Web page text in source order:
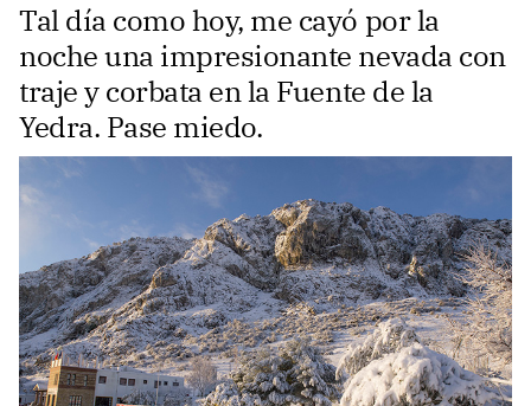
Tal día como hoy, me cayó por la
noche una impresionante nevada con
traje y corbata en la Fuente de la
Yedra. Pase miedo.